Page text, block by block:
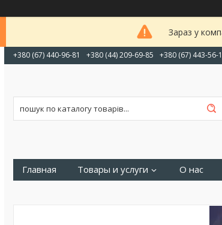
Зараз у
+380 (67) 440-96-81 +380 (44) 209-69-85 +380 (67) 443-56-
Главная Товары и услуги О нас